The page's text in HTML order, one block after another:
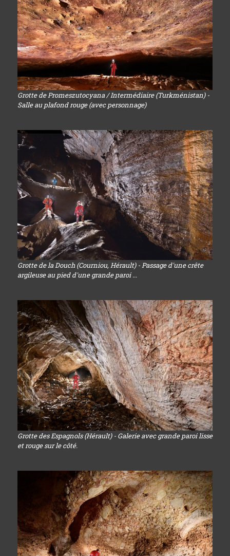
Grotte de Promeszutocyana / Intermédiaire (Turkménistan) -
Salle au plafond rouge (avec personnage)
Grotte de la Douch (Courniou, Hérault) - Passage d'une crête
argileuse au pied d'une grande paroi ...
Grotte des Espagnols (Hérault) - Galerie avec grande paroi lisse
et rouge sur le côté.